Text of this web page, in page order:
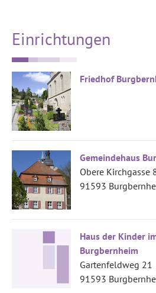
Einrichtungen
Friedhof
Gemeindehaus
Obere Kirchgasse
91593
Haus der Kinder
Burgbernheim
Gartenfeldweg 21
91593